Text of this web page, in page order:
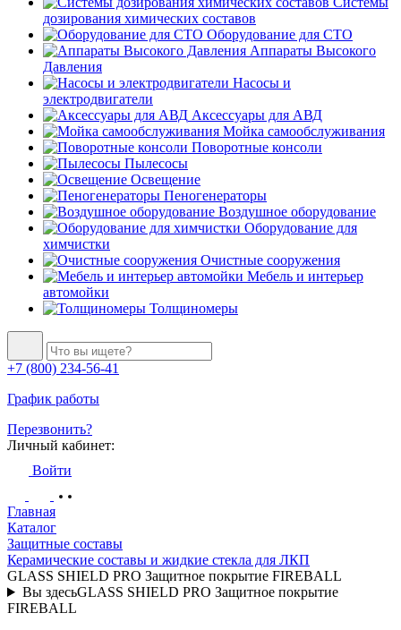
дозирования химических составов
Оборудование для СТО
Аппараты Высокого
Давления
Насосы и
электродвигатели
Аксессуары для АВД
Мойка самообслуживания
Поворотные консоли
Пылесосы
Освещение
Пеногенераторы
Воздушное оборудование
Оборудование для
химчистки
Очистные сооружения
Мебель и интерьер
автомойки
Толщиномеры
+7 (800) 234-56-41
График работы
Перезвонить?
Личный кабинет:
Войти
Главная
Каталог
Защитные составы
Керамические составы и жидкие стекла для ЛКП
GLASS SHIELD PRO Защитное покрытие FIREBALL
Вы здесьGLASS SHIELD PRO Защитное покрытие
FIREBALL